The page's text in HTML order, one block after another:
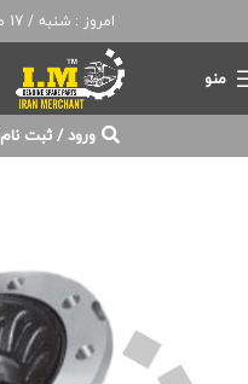
امروز : شنبه / 17 مرداد / 1405 / ساعت 8:20
منو
ورود / ثبت نام